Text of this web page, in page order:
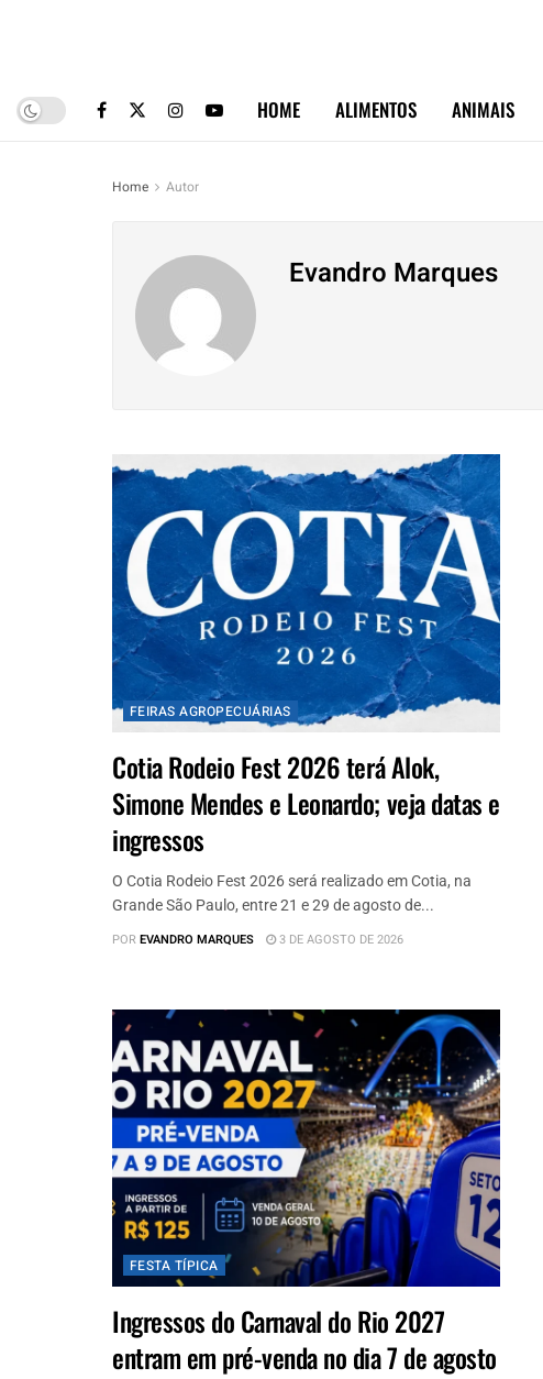
HOME ALIMENTOS ANIMAIS
Home Autor
Evandro Marques
FEIRAS AGROPECUÁRIAS
Cotia Rodeio Fest 2026 terá Alok,
Simone Mendes e Leonardo; veja datas e
ingressos
O Cotia Rodeio Fest 2026 será realizado em Cotia, na
Grande São Paulo, entre 21 e 29 de agosto de...
POREVANDRO MARQUES 3 DE AGOSTO DE 2026
FESTA TÍPICA
Ingressos do Carnaval do Rio 2027
entram em pré-venda no dia 7 de agosto